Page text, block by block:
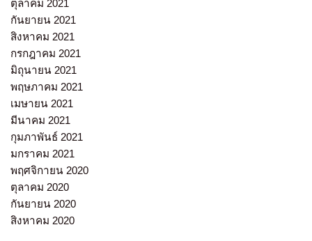
ตุลาคม 2021
กันยายน 2021
สิงหาคม 2021
กรกฎาคม 2021
มิถุนายน 2021
พฤษภาคม 2021
เมษายน 2021
มีนาคม 2021
กุมภาพันธ์ 2021
มกราคม 2021
พฤศจิกายน 2020
ตุลาคม 2020
กันยายน 2020
สิงหาคม 2020